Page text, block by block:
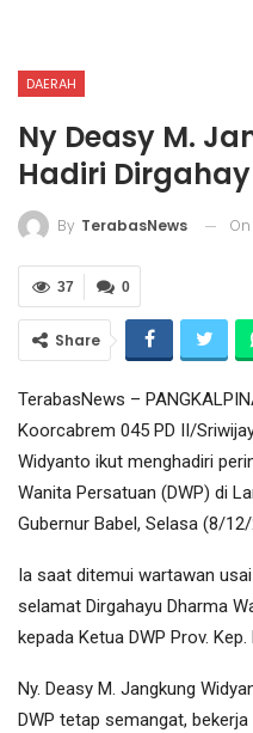
DAERAH
Ny Deasy M.
Hadiri
By TerabasNews On
0
37
Share
TerabasNews –
Koorcabrem 045 PD II/
Widyanto ikut menghadiri
Wanita Persatuan (DWP) di
Gubernur Babel, Selasa (8/
Ia saat ditemui wartawan
selamat Dirgahayu Dharma
kepada Ketua DWP Prov.
Ny. Deasy M. Jangkung
DWP tetap semangat,